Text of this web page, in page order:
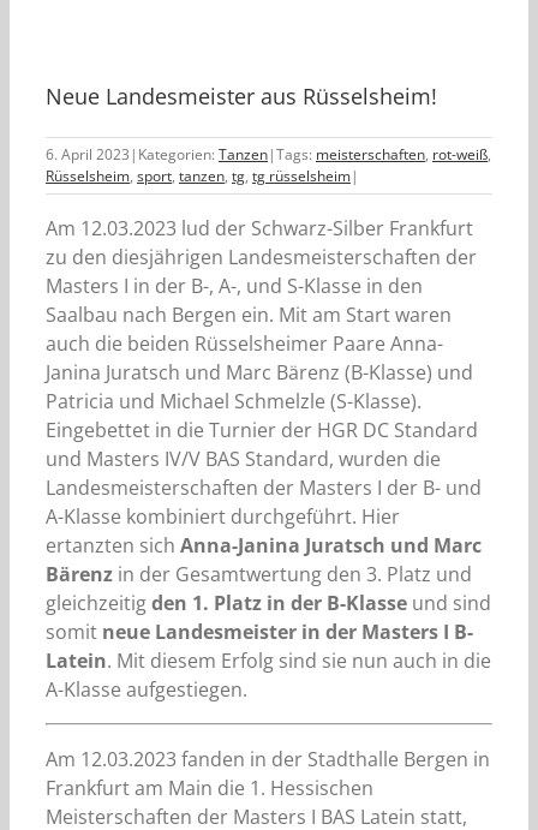
Neue Landesmeister aus Rüsselsheim!
6. April 2023 | Kategorien: Tanzen|Tags: meisterschaften, rot-weiß,
Rüsselsheim, sport, tanzen, tg, tg rüsselsheim|
Am 12.03.2023 lud der Schwarz-Silber Frankfurt
zu den diesjährigen Landesmeisterschaften der
Masters I in der B-, A-, und S-Klasse in den
Saalbau nach Bergen ein. Mit am Start waren
auch die beiden Rüsselsheimer Paare Anna-
Janina Juratsch und Marc Bärenz (B-Klasse) und
Patricia und Michael Schmelzle (S-Klasse).
Eingebettet in die Turnier der HGR DC Standard
und Masters IV/V BAS Standard, wurden die
Landesmeisterschaften der Masters I der B- und
A-Klasse kombiniert durchgeführt. Hier
ertanzten sich Anna-Janina Juratsch und Marc
Bärenz in der Gesamtwertung den 3. Platz und
gleichzeitigden 1. Platz in der B-Klasse und sind
somit neue Landesmeister in der Masters I B-
Latein. Mit diesem Erfolg sind sie nun auch in die
A-Klasse aufgestiegen.
Am 12.03.2023 fanden in der Stadthalle Bergen in
Frankfurt am Main die 1. Hessischen
Meisterschaften der Masters I BAS Latein statt,